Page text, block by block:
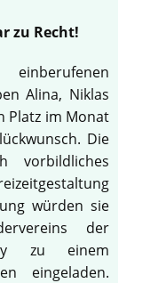
zu Recht!
Alina, Niklas
Platz im Monat
Die
vorbildliches
würden sie
der
zu einem
eingeladen.